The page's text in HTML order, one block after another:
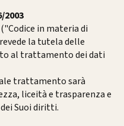
2003
in materia di
la tutela delle
al trattamento dei dati
trattamento sarà
liceità e trasparenza e
Suoi diritti.